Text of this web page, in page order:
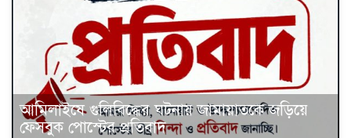
আমিলাইষে গুলিবিদ্ধের ঘটনায় জামায়াতকে জড়িয়ে
ফেসবুক পোস্টের প্রতিবাদ